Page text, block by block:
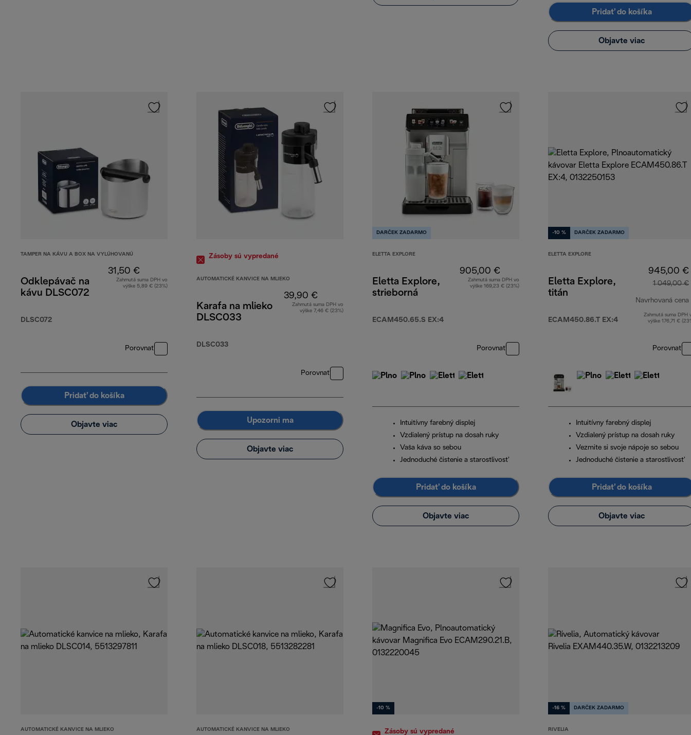
Pridať do košíka
Objavte viac
TAMPER NA KÁVU A BOX NA VYLÚHOVANÚ
Odklepávač na
kávu DLSC072
DLSC072
31,50 €
Zahrnutá suma DPH vo
výške 5,89 € (23%)
Porovnať
Pridať do košíka
Objavte viac
Zásoby sú vypredané
AUTOMATICKÉ KANVICE NA MLIEKO
Karafa na mlieko
DLSC033
DLSC033
39,90 €
Zahrnutá suma DPH vo
výške 7,46 € (23%)
Porovnať
Upozorni ma
Objavte viac
DARČEK ZADARMO
ELETTA EXPLORE
Eletta Explore,
strieborná
ECAM450.65.S EX:4
905,00 €
Zahrnutá suma DPH vo
výške 169,23 € (23%)
Porovnať
Intuitívny farebný displej
Vzdialený prístup na dosah ruky
Vaša káva so sebou
Jednoduché čistenie a starostlivosť
Pridať do košíka
Objavte viac
-10 % DARČEK ZADARMO
ELETTA EXPLORE
Eletta Explore,
titán
ECAM450.86.T EX:4
945,00 €
1 049,00 €
Navrhovaná cena
Zahrnutá suma DPH
výške 176,71 €
Porovnať
Intuitívny farebný displej
Vzdialený prístup na dosah ruky
Vezmite si svoje nápoje so sebou
Jednoduché čistenie a starostlivosť
Pridať do košíka
Objavte viac
AUTOMATICKÉ KANVICE NA MLIEKO AUTOMATICKÉ KANVICE NA MLIEKO
-10 %
Zásoby sú vypredané
-16 % DARČEK ZADARMO
RIVELIA